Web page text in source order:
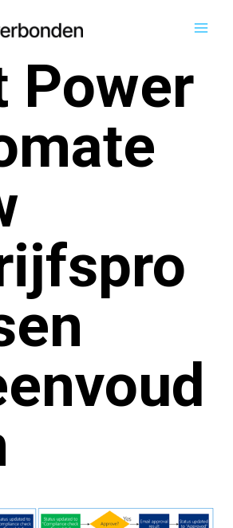
Power